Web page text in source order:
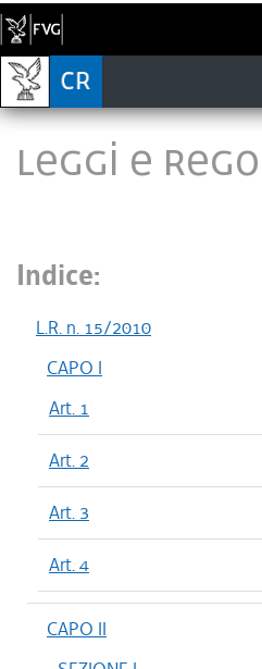
LEGGI E
Indice:
L.R. n. 15/2010
CAPO I
Art. 1
Art. 2
Art. 3
Art. 4
CAPO II